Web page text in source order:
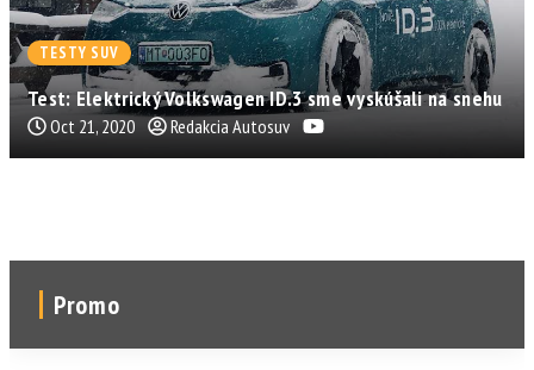
TESTY SUV
Test: Elektrický Volkswagen ID.3 sme vyskúšali na snehu
Oct 21, 2020 Redakcia Autosuv
Promo